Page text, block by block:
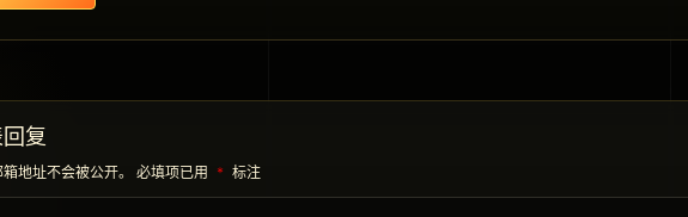
复
地址不会被公开。 必填项已用 * 标注